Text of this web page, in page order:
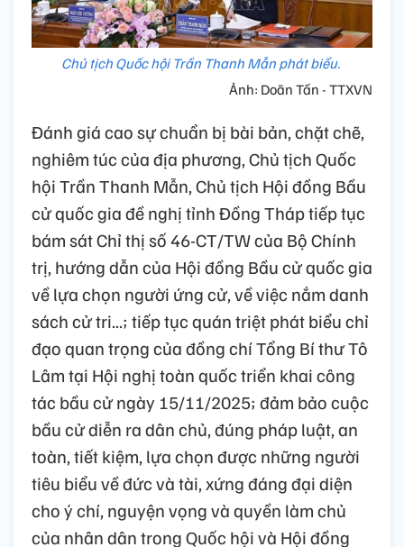
Chủ tịch Quốc hội Trần Thanh Mẫn phát biểu.
Ảnh: Doãn Tấn - TTXVN
Đánh giá cao sự chuẩn bị bài bản, chặt chẽ,
nghiêm túc của địa phương, Chủ tịch Quốc
hội Trần Thanh Mẫn, Chủ tịch Hội đồng Bầu
cử quốc gia đề nghị tỉnh Đồng Tháp tiếp tục
bám sát Chỉ thị số 46-CT/TW của Bộ Chính
trị, hướng dẫn của Hội đồng Bầu cử quốc gia
về lựa chọn người ứng cử, về việc nắm danh
sách cử tri...; tiếp tục quán triệt phát biểu chỉ
đạo quan trọng của đồng chí Tổng Bí thư Tô
Lâm tại Hội nghị toàn quốc triển khai công
tác bầu cử ngày 15/11/2025; đảm bảo cuộc
bầu cử diễn ra dân chủ, đúng pháp luật, an
toàn, tiết kiệm, lựa chọn được những người
tiêu biểu về đức và tài, xứng đáng đại diện
cho ý chí, nguyện vọng và quyền làm chủ
của nhân dân trong Quốc hội và Hội đồng